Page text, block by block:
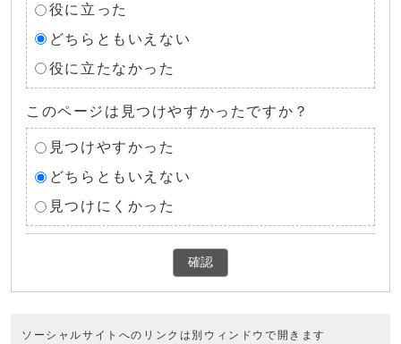
役に立った
どちらともいえない
役に立たなかった
このページは見つけやすかったですか？
見つけやすかった
どちらともいえない
見つけにくかった
確認
ソーシャルサイトへのリンクは別ウィンドウで開きます